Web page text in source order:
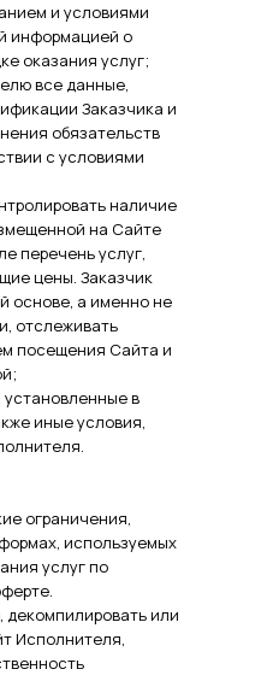
и условиями
информацией о
оказания услуг;
все данные,
Заказчика и
обязательств
с условиями
наличие
на Сайте
перечень услуг,
цены. Заказчик
основе, а именно не
отслеживать
посещения Сайта и
в
иные условия,
ограничения,
используемых
услуг по
декомпилировать или
Исполнителя,